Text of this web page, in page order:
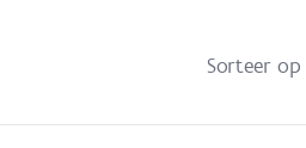
Sorteer op